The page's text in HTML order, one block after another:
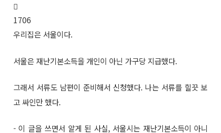
1706
우리집은 서울이다.
서울은 재난기본소득을 개인이 아닌 가구당 지급했다.
그래서 서류도 남편이 준비해서 신청했다. 나는 서류를 힐끗 보
고 싸인만 했다.
- 이 글을 쓰면서 알게 된 사실, 서울시는 재난기본소득이 아니